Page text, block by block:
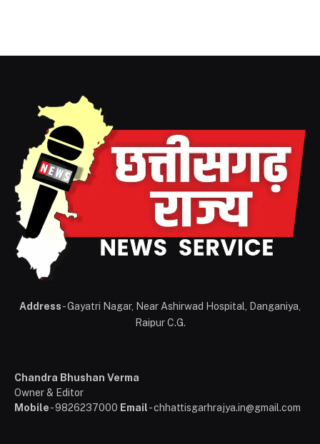
Address- Gayatri Nagar, Near Ashirwad Hospital, Danganiya,
Raipur C.G.
Chandra Bhushan Verma
Owner & Editor
Mobile- 9826237000 Email- chhattisgarhrajya.in@gmail.com